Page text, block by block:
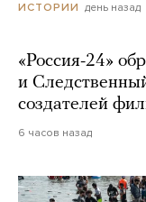
ИСТОРИИ день назад
«Россия-24»
и
создателей
6 часов назад